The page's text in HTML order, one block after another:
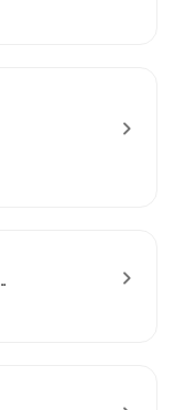
chevron_right
chevron_right